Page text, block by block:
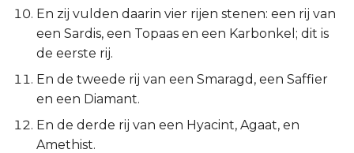
1 Johannes
2 Johannes
3 Johannes
Judas
En zij vulden daarin vier rijen stenen: een rij van
een Sardis, een Topaas en een Karbonkel; dit is
de eerste rij.
En de tweede rij van een Smaragd, een Saffier
en een Diamant.
En de derde rij van een Hyacint, Agaat, en
Amethist.